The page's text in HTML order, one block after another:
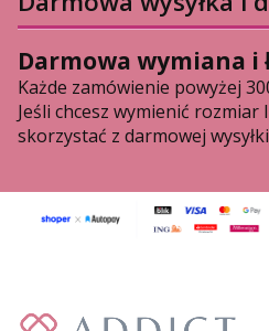
Darmowa wymiana i
Każde zamówienie powyżej
Jeśli chcesz wymienić
skorzystać z darmowej